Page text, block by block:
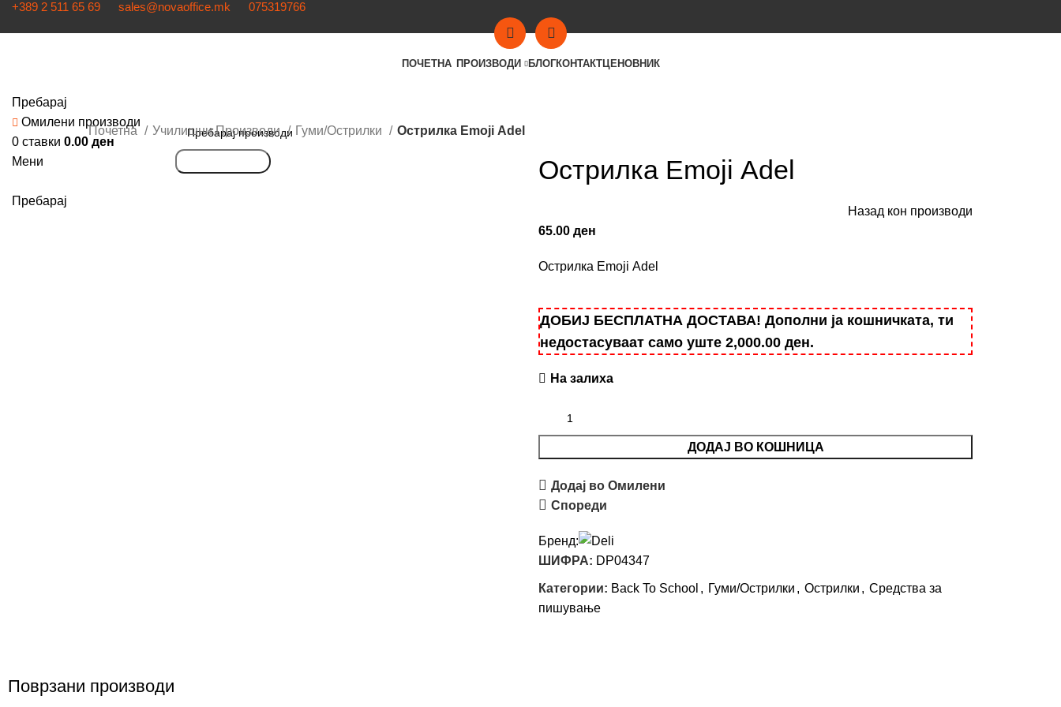
+389 2 511 65 69 sales@novaoffice.mk 075319766
ПОЧЕТНА ПРОИЗВОДИ БЛОГКОНТАКТЦЕНОВНИК
Пребарај
Омилени производи
0 ставки 0.00 ден
Мени
Пребарај
Почетна Училишни Производи Гуми/Острилки Острилка Emoji Adel
Острилка Emoji Adel
Назад кон производи
65.00 ден
Острилка Emoji Adel
ДОБИЈ БЕСПЛАТНА ДОСТАВА! Дополни ја кошничката, ти
недостасуваат само уште 2,000.00 ден.
На залиха
ДОДАЈ ВО КОШНИЦА
Додај во Омилени
Спореди
Бренд:
ШИФРА: DP04347
Категории: Back To School , Гуми/Острилки , Острилки , Средства за
пишување
Поврзани производи